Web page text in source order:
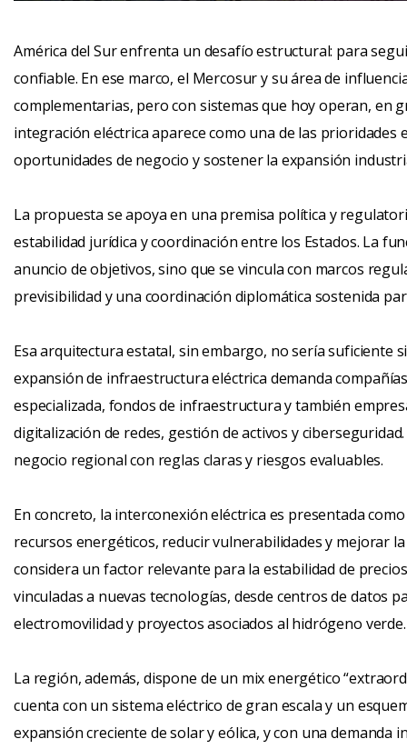
América del Sur enfrenta un desafío estructural: para
confiable. En ese marco, el Mercosur y su área de
complementarias, pero con sistemas que hoy operan, en
integración eléctrica aparece como una de las prioridades
oportunidades de negocio y sostener la expansión
La propuesta se apoya en una premisa política y
estabilidad jurídica y coordinación entre los Estados. La
anuncio de objetivos, sino que se vincula con marcos
previsibilidad y una coordinación diplomática sostenida
Esa arquitectura estatal, sin embargo, no sería suficiente
expansión de infraestructura eléctrica demanda
especializada, fondos de infraestructura y también
digitalización de redes, gestión de activos y
negocio regional con reglas claras y riesgos evaluables.
En concreto, la interconexión eléctrica es presentada
recursos energéticos, reducir vulnerabilidades y mejorar
considera un factor relevante para la estabilidad de
vinculadas a nuevas tecnologías, desde centros de datos
electromovilidad y proyectos asociados al hidrógeno verde.
La región, además, dispone de un mix energético
cuenta con un sistema eléctrico de gran escala y un
expansión creciente de solar y eólica, y con una demanda